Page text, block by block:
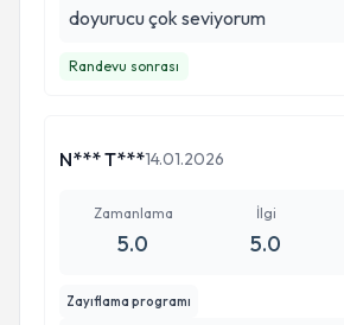
doyurucu çok seviyorum
Randevu sonrası
N*** T***14.01.2026
Zamanlama
5.0
İlgi
5.0
Zayıflama programı